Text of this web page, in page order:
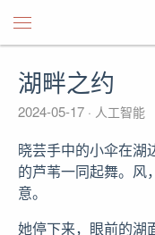
湖畔之约
2024-05-17 人工智能
晓芸手中的小伞在湖
的芦苇一同起舞。风
意。
她停下来，眼前的湖